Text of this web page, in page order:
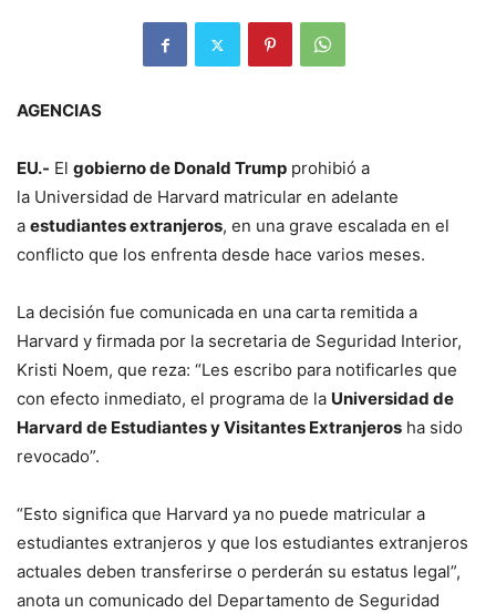
AGENCIAS
EU.- El gobierno de Donald Trump prohibió a
la Universidad de Harvard matricular en adelante
a estudiantes extranjeros, en una grave escalada en el
conflicto que los enfrenta desde hace varios meses.
La decisión fue comunicada en una carta remitida a
Harvard y firmada por la secretaria de Seguridad Interior,
Kristi Noem, que reza: “Les escribo para notificarles que
con efecto inmediato, el programa de la Universidad de
Harvard de Estudiantes y Visitantes Extranjeros ha sido
revocado”.
“Esto significa que Harvard ya no puede matricular a
estudiantes extranjeros y que los estudiantes extranjeros
actuales deben transferirse o perderán su estatus legal”,
anota un comunicado del Departamento de Seguridad